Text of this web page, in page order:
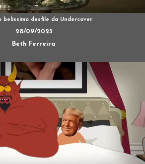
belíssimo desfile da Undercover
28/09/2023
Beth Ferreira